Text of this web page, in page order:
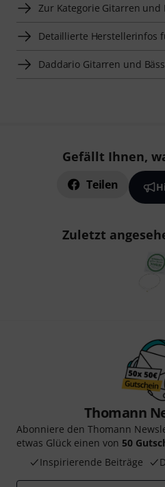
Zur Kategorie Gitarren und
Detaillierte Herstellerinfos
Daddario Gitarren und
Gefällt Ihnen,
Teilen
Zuletzt
Thomann
Abonniere den Thomann
etwas Glück einen von 50
Inspirierende Beiträge